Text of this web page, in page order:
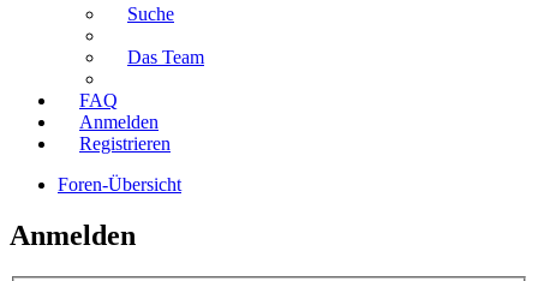
Suche
Das Team
FAQ
Anmelden
Registrieren
Foren-Übersicht
Anmelden